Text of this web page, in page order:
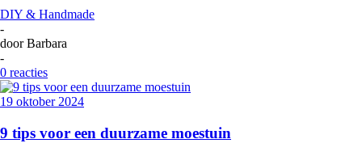
DIY & Handmade
-
doorBarbara
-
0 reacties
19 oktober 2024
9 tips voor een duurzame moestuin